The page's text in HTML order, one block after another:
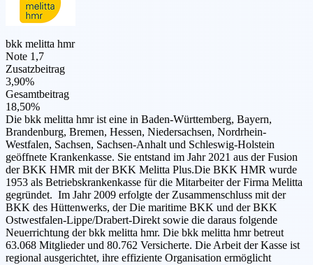
bkk melitta hmr
Note 1,7
Zusatzbeitrag
3,90%
Gesamtbeitrag
18,50%
Die bkk melitta hmr ist eine in Baden-Württemberg, Bayern,
Brandenburg, Bremen, Hessen, Niedersachsen, Nordrhein-
Westfalen, Sachsen, Sachsen-Anhalt und Schleswig-Holstein
geöffnete Krankenkasse. Sie entstand im Jahr 2021 aus der Fusion
der BKK HMR mit der BKK Melitta Plus.Die BKK HMR wurde
1953 als Betriebskrankenkasse für die Mitarbeiter der Firma Melitta
gegründet. Im Jahr 2009 erfolgte der Zusammenschluss mit der
BKK des Hüttenwerks, der Die maritime BKK und der BKK
Ostwestfalen-Lippe/Drabert-Direkt sowie die daraus folgende
Neuerrichtung der bkk melitta hmr. Die bkk melitta hmr betreut
63.068 Mitglieder und 80.762 Versicherte. Die Arbeit der Kasse ist
regional ausgerichtet, ihre effiziente Organisation ermöglicht